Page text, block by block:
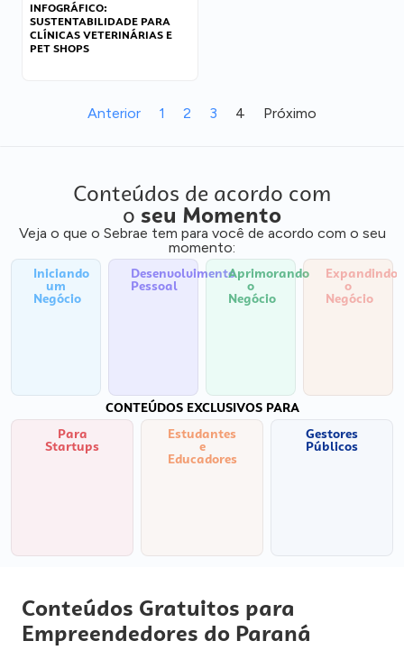
INFOGRÁFICO:
SUSTENTABILIDADE PARA
CLÍNICAS VETERINÁRIAS E
PET SHOPS
Anterior 1 2 3 4 Próximo
Conteúdos de acordo com
o seu Momento
Veja o que o Sebrae tem para você de acordo com o seu
momento:
Iniciando
um
Negócio
Desenvolvimento
Pessoal
Aprimorando
o
Negócio
Expandindo
o
Negócio
CONTEÚDOS EXCLUSIVOS PARA
Para
Startups
Estudantes
e
Educadores
Gestores
Públicos
Conteúdos Gratuitos para
Empreendedores do Paraná